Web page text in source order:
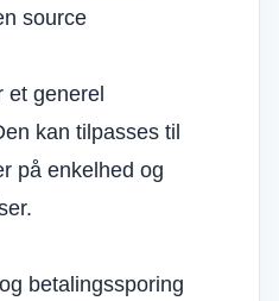
source
et generel
kan tilpasses til
på enkelhed og
betalingssporing